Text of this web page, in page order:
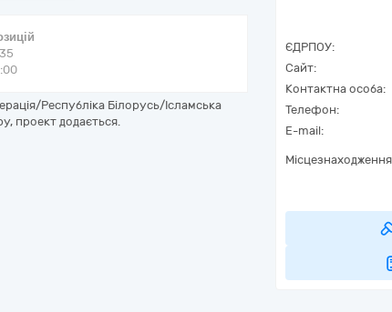
Республіка Білорусь/Ісламська
проект додається.
ЄДРПОУ:
Сайт:
Контактна особа:
Телефон:
E-mail: